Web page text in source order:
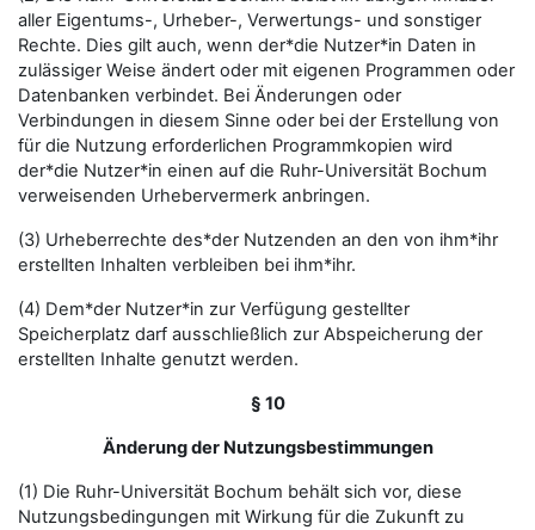
aller Eigentums-, Urheber-, Verwertungs- und sonstiger
Rechte. Dies gilt auch, wenn der*die Nutzer*in Daten in
zulässiger Weise ändert oder mit eigenen Programmen oder
Datenbanken verbindet. Bei Änderungen oder
Verbindungen in diesem Sinne oder bei der Erstellung von
für die Nutzung erforderlichen Programmkopien wird
der*die Nutzer*in einen auf die Ruhr-Universität Bochum
verweisenden Urhebervermerk anbringen.
(3) Urheberrechte des*der Nutzenden an den von ihm*ihr
erstellten Inhalten verbleiben bei ihm*ihr.
(4) Dem*der Nutzer*in zur Verfügung gestellter
Speicherplatz darf ausschließlich zur Abspeicherung der
erstellten Inhalte genutzt werden.
§ 10
Änderung der Nutzungsbestimmungen
(1) Die Ruhr-Universität Bochum behält sich vor, diese
Nutzungsbedingungen mit Wirkung für die Zukunft zu